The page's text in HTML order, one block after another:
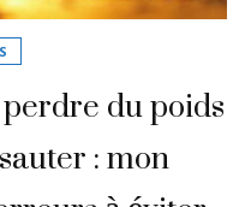
du poids
: mon